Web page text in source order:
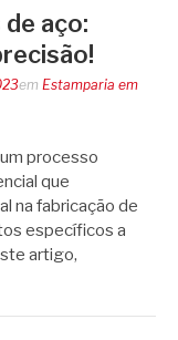
aço:
em Estamparia em
processo
que
na fabricação de
específicos a
artigo,